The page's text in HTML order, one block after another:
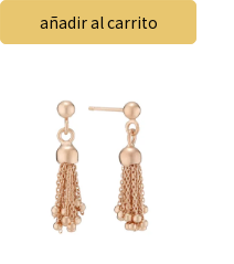
añadir al carrito